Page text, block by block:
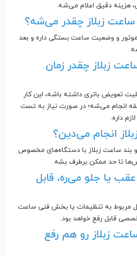
هزینه دقیق اعلام می‌شه.
زبلاز چقدر می‌شه؟
و وضعیت ساعت بستگی داره و بعد
زبلاز چقدر زمان
تعویض باتری داشته باشه، این کار
بین ۱۰ تا ۲۰ دقیقه انجام می‌شه؛ در صورت نیاز به تست
داره.
انجام می‌دین؟
بند ساعت زبلاز با دستگاه‌های مخصوص
تا حد ممکن برطرف بشه.
یا جلو می‌ره، قابل
مربوط به تنظیمات یا بخش فنی ساعت
قابل رفع خواهد بود.
زبلاز رو هم رفع